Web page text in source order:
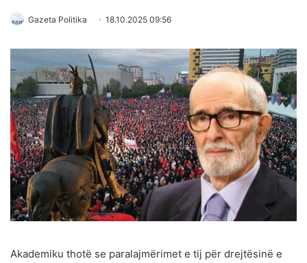
Gazeta Politika 18.10.2025 09:56
Akademiku thotë se paralajmërimet e tij për drejtësinë e